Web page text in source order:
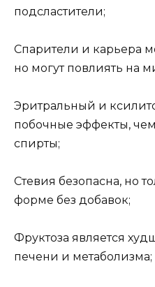
подсластители;
Спарители и карьера
но могут повлиять на
Эритральный и
побочные эффекты,
спирты;
Стевия безопасна, но
форме без добавок;
Фруктоза является
печени и метаболизма;